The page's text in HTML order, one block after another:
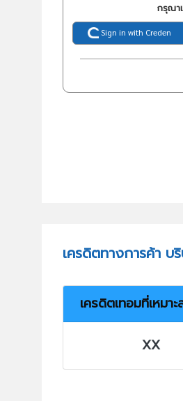
กรุณา
Sign in with Creden
เครดิตทางการค้า บ
เครดิตเทอมที่เหมา
XX